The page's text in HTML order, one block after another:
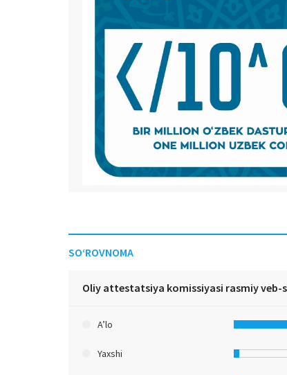
SO‘ROVNOMA
Oliy attestatsiya komissiyasi rasmiy
A’lo
Yaxshi